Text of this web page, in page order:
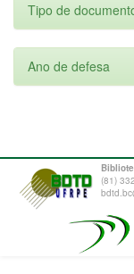
Tipo de
Ano de defesa
(81)